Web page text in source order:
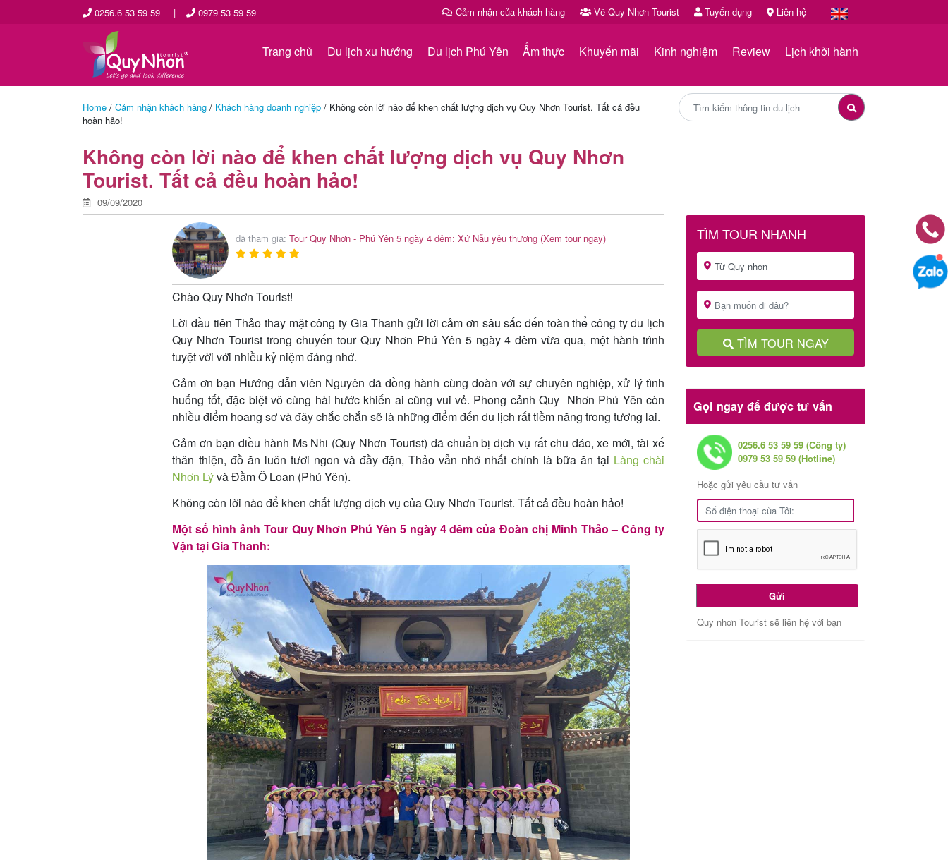
0256.6 53 59 59 | 0979 53 59 59 Cảm nhận của khách hàng Về Quy Nhơn Tourist Tuyển dụng Liên hệ
Trang chủ Du lịch xu hướng Du lịch Phú Yên Ẩm thực Khuyến mãi Kinh nghiệm Review Lịch khởi hành
Home / Cảm nhận khách hàng / Khách hàng doanh nghiệp / Không còn lời nào để khen chất lượng dịch vụ Quy Nhơn Tourist. Tất cả đều
hoàn hảo!
Không còn lời nào để khen chất lượng dịch vụ Quy Nhơn
Tourist. Tất cả đều hoàn hảo!
09/09/2020
đã tham gia:Tour Quy Nhơn - Phú Yên 5 ngày 4 đêm: Xứ Nẫu yêu thương (Xem tour ngay)
Chào Quy Nhơn Tourist!
Lời đầu tiên Thảo thay mặt công ty Gia Thanh gửi lời cảm ơn sâu sắc đến toàn thể công ty du lịch
Quy Nhơn Tourist trong chuyến tour Quy Nhơn Phú Yên 5 ngày 4 đêm vừa qua, một hành trình
tuyệt vời với nhiều kỷ niệm đáng nhớ.
Cảm ơn bạn Hướng dẫn viên Nguyên đã đồng hành cùng đoàn với sự chuyên nghiệp, xử lý tình
huống tốt, đặc biệt vô cùng hài hước khiến ai cũng vui vẻ. Phong cảnh Quy Nhơn Phú Yên còn
nhiều điểm hoang sơ và đây chắc chắn sẽ là những điểm đến du lịch rất tiềm năng trong tương lai.
Cảm ơn bạn điều hành Ms Nhi (Quy Nhơn Tourist) đã chuẩn bị dịch vụ rất chu đáo, xe mới, tài xế
thân thiện, đồ ăn luôn tươi ngon và đầy đặn, Thảo vẫn nhớ nhất chính là bữa ăn tại Làng chài
Nhơn Lývà Đầm Ô Loan (Phú Yên).
Không còn lời nào để khen chất lượng dịch vụ của Quy Nhơn Tourist. Tất cả đều hoàn hảo!
Một số hình ảnh Tour Quy Nhơn Phú Yên 5 ngày 4 đêm của Đoàn chị Minh Thảo – Công ty
Vận tại Gia Thanh:
TÌM TOUR NHANH
TÌM TOUR NGAY
Gọi ngay để được tư vấn
0256.6 53 59 59 (Công ty)
0979 53 59 59 (Hotline)
Hoặc gửi yêu cầu tư vấn
Gửi
Quy nhơn Tourist sẽ liên hệ với bạn